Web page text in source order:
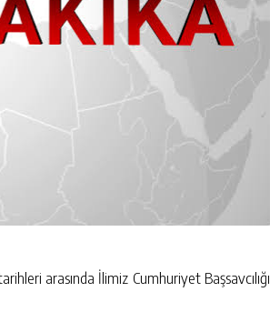
arasında İlimiz Cumhuriyet Başsavcılığı
HAFIZLIK KIZ KUR’AN KURSU
DARENDE GEZISI.